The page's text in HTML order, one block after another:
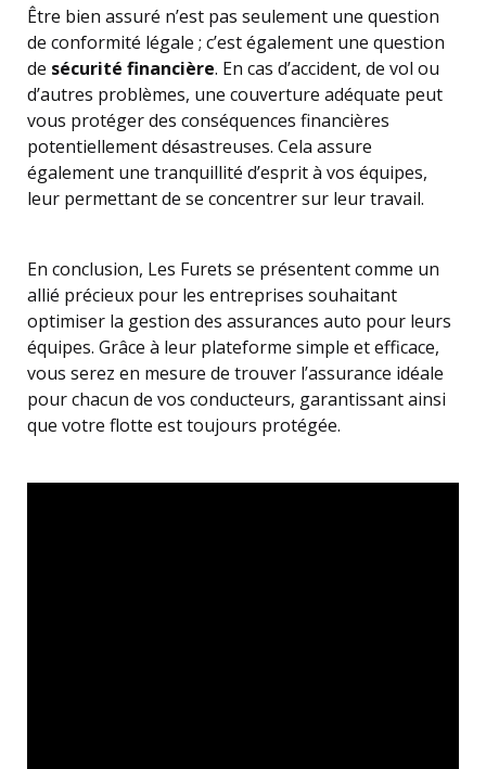
Être bien assuré n’est pas seulement une question
de conformité légale ; c’est également une question
de sécurité financière. En cas d’accident, de vol ou
d’autres problèmes, une couverture adéquate peut
vous protéger des conséquences financières
potentiellement désastreuses. Cela assure
également une tranquillité d’esprit à vos équipes,
leur permettant de se concentrer sur leur travail.
En conclusion, Les Furets se présentent comme un
allié précieux pour les entreprises souhaitant
optimiser la gestion des assurances auto pour leurs
équipes. Grâce à leur plateforme simple et efficace,
vous serez en mesure de trouver l’assurance idéale
pour chacun de vos conducteurs, garantissant ainsi
que votre flotte est toujours protégée.